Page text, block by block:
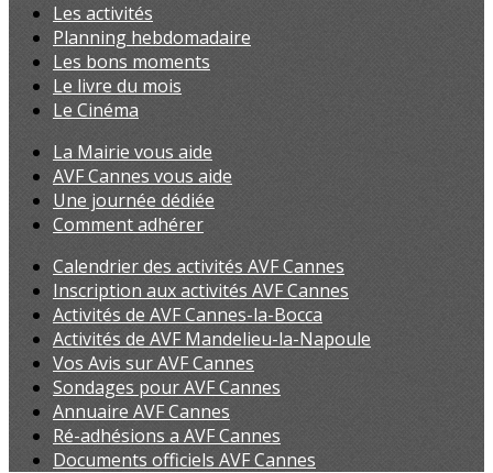
Les activités
Planning hebdomadaire
Les bons moments
Le livre du mois
Le Cinéma
La Mairie vous aide
AVF Cannes vous aide
Une journée dédiée
Comment adhérer
Calendrier des activités AVF Cannes
Inscription aux activités AVF Cannes
Activités de AVF Cannes-la-Bocca
Activités de AVF Mandelieu-la-Napoule
Vos Avis sur AVF Cannes
Sondages pour AVF Cannes
Annuaire AVF Cannes
Ré-adhésions a AVF Cannes
Documents officiels AVF Cannes